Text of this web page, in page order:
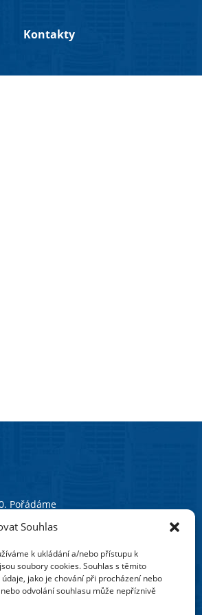
Souhlas
k ukládání a/nebo přístupu k
soubory cookies. Souhlas s těmito
jako je chování při procházení nebo
odvolání souhlasu může nepříznivě
Kontakty
Pořádáme
České